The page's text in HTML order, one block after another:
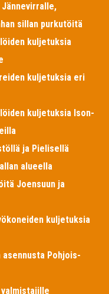
Jännevirralle,
sillan purkutöitä
kuljetuksia
kuljetuksia eri
kuljetuksia Ison-
ja Pielisellä
alueella
Joensuun ja
kuljetuksia
Pohjois-